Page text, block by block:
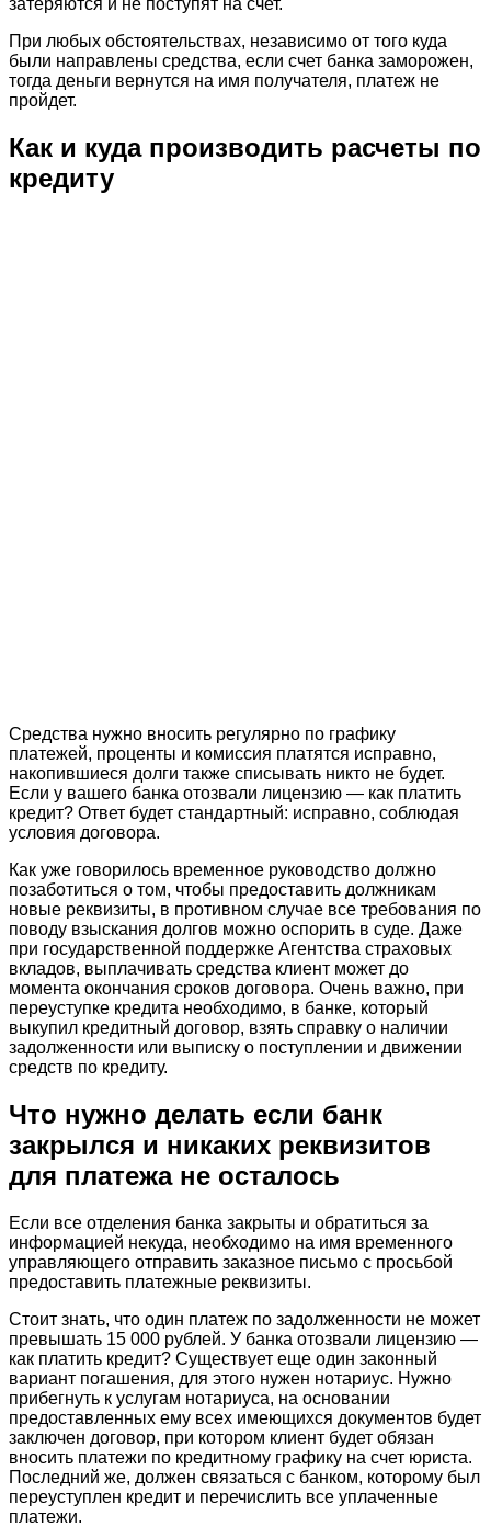
затеряются и не поступят на счет.
При любых обстоятельствах, независимо от того куда
были направлены средства, если счет банка заморожен,
тогда деньги вернутся на имя получателя, платеж не
пройдет.
Как и куда производить расчеты по
кредиту
Средства нужно вносить регулярно по графику
платежей, проценты и комиссия платятся исправно,
накопившиеся долги также списывать никто не будет.
Если у вашего банка отозвали лицензию — как платить
кредит? Ответ будет стандартный: исправно, соблюдая
условия договора.
Как уже говорилось временное руководство должно
позаботиться о том, чтобы предоставить должникам
новые реквизиты, в противном случае все требования по
поводу взыскания долгов можно оспорить в суде. Даже
при государственной поддержке Агентства страховых
вкладов, выплачивать средства клиент может до
момента окончания сроков договора. Очень важно, при
переуступке кредита необходимо, в банке, который
выкупил кредитный договор, взять справку о наличии
задолженности или выписку о поступлении и движении
средств по кредиту.
Что нужно делать если банк
закрылся и никаких реквизитов
для платежа не осталось
Если все отделения банка закрыты и обратиться за
информацией некуда, необходимо на имя временного
управляющего отправить заказное письмо с просьбой
предоставить платежные реквизиты.
Стоит знать, что один платеж по задолженности не может
превышать 15 000 рублей. У банка отозвали лицензию —
как платить кредит? Существует еще один законный
вариант погашения, для этого нужен нотариус. Нужно
прибегнуть к услугам нотариуса, на основании
предоставленных ему всех имеющихся документов будет
заключен договор, при котором клиент будет обязан
вносить платежи по кредитному графику на счет юриста.
Последний же, должен связаться с банком, которому был
переуступлен кредит и перечислить все уплаченные
платежи.